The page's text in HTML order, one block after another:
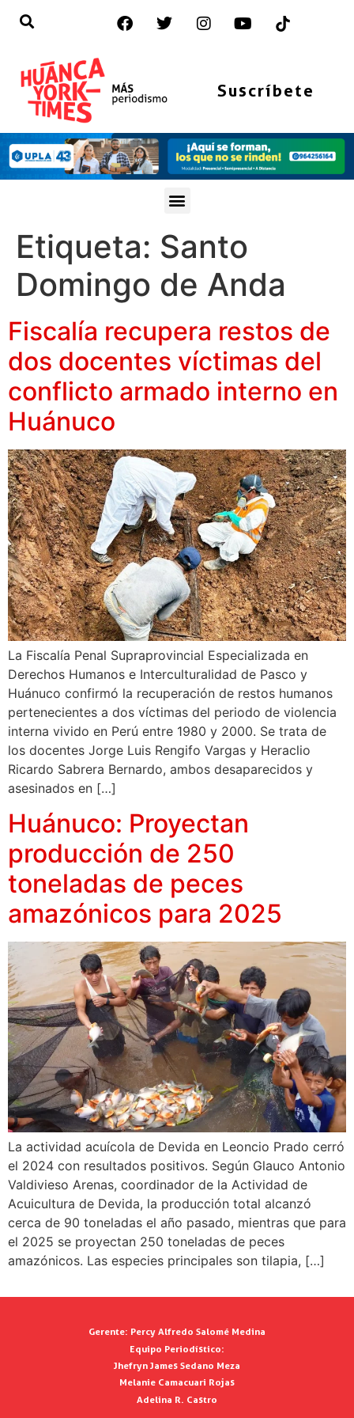
Suscríbete
Etiqueta: Santo
Domingo de Anda
Fiscalía recupera restos de
dos docentes víctimas del
conflicto armado interno en
Huánuco
La Fiscalía Penal Supraprovincial Especializada en
Derechos Humanos e Interculturalidad de Pasco y
Huánuco confirmó la recuperación de restos humanos
pertenecientes a dos víctimas del periodo de violencia
interna vivido en Perú entre 1980 y 2000. Se trata de
los docentes Jorge Luis Rengifo Vargas y Heraclio
Ricardo Sabrera Bernardo, ambos desaparecidos y
asesinados en […]
Huánuco: Proyectan
producción de 250
toneladas de peces
amazónicos para 2025
La actividad acuícola de Devida en Leoncio Prado cerró
el 2024 con resultados positivos. Según Glauco Antonio
Valdivieso Arenas, coordinador de la Actividad de
Acuicultura de Devida, la producción total alcanzó
cerca de 90 toneladas el año pasado, mientras que para
el 2025 se proyectan 250 toneladas de peces
amazónicos. Las especies principales son tilapia, […]
Gerente: Percy Alfredo Salomé Medina
Equipo Periodístico:
Jhefryn James Sedano Meza
Melanie Camacuari Rojas
Adelina R. Castro